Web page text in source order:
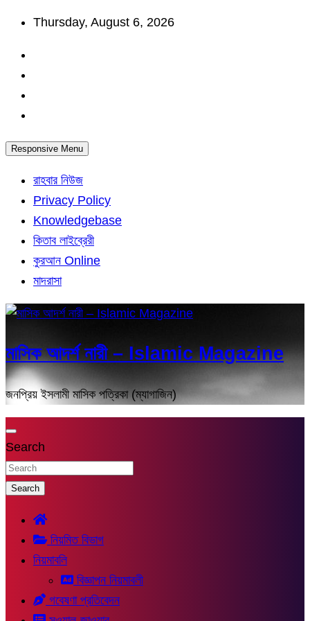
Skip
content
Thursday, August 6, 2026
Responsive Menu
রাহবার নিউজ
Privacy Policy
Knowledgebase
কিতাব লাইব্রেরী
কুরআন Online
মাদরাসা
মাসিক আদর্শ নারী – Islamic Magazine
জনপ্রিয় ইসলামী মাসিক পত্রিকা (ম্যাগাজিন)
Search
Search
নিয়মিত বিভাগ
নিয়মাবলি
বিজ্ঞাপন নিয়মাবলী
গবেষণা প্রতিবেদন